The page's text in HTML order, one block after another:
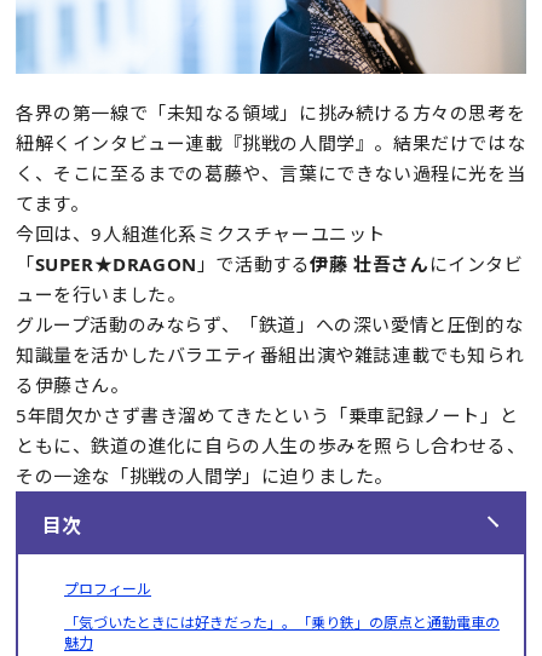
各界の第⼀線で「未知なる領域」に挑み続ける方々の思考を
紐解くインタビュー連載『挑戦の人間学』。結果だけではな
く、そこに⾄るまでの葛藤や、⾔葉にできない過程に光を当
てます。
今回は、9人組進化系ミクスチャーユニット
「SUPER★DRAGON 」で活動する伊藤 壮吾さん にインタビ
ューを行いました。
グループ活動のみならず、「鉄道」への深い愛情と圧倒的な
知識量を活かしたバラエティ番組出演や雑誌連載でも知られ
る伊藤さん。
5年間欠かさず書き溜めてきたという「乗車記録ノート」と
ともに、鉄道の進化に自らの人生の歩みを照らし合わせる、
その一途な「挑戦の人間学」に迫りました。
目次
プロフィール
「気づいたときには好きだった」。「乗り鉄」の原点と通勤電車の
魅力